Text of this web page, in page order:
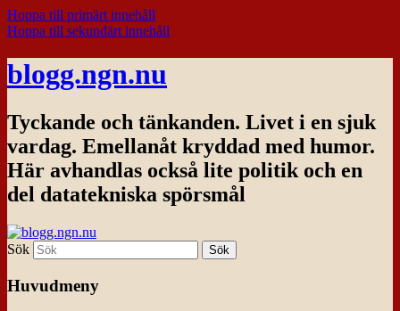
Hoppa till primärt innehåll
Hoppa till sekundärt innehåll
blogg.ngn.nu
Tyckande och tänkanden. Livet i en sjuk
vardag. Emellanåt kryddad med humor.
Här avhandlas också lite politik och en
del datatekniska spörsmål
Sök
Huvudmeny